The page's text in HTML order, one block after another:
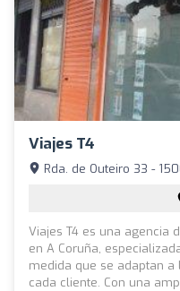
Viajes T4
Rda. de Outeiro 33 -
Viajes T4 es una agencia
en A Coruña,
medida que se adaptan a
cada cliente. Con una